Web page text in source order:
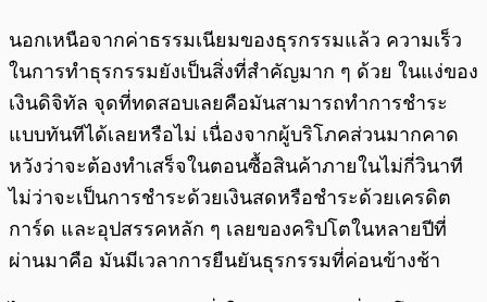
นอกเหนือจากค่าธรรมเนียมของธุรกรรมแล้ว ความเร็ว
ในการทำธุรกรรมยังเป็นสิ่งที่สำคัญมาก ๆ ด้วย ในแง่ของ
เงินดิจิทัล จุดที่ทดสอบเลยคือมันสามารถทำการชำระ
แบบทันทีได้เลยหรือไม่ เนื่องจากผู้บริโภคส่วนมากคาด
หวังว่าจะต้องทำเสร็จในตอนซื้อสินค้าภายในไม่กี่วินาที
ไม่ว่าจะเป็นการชำระด้วยเงินสดหรือชำระด้วยเครดิต
การ์ด และอุปสรรคหลัก ๆ เลยของคริปโตในหลายปีที่
ผ่านมาคือ มันมีเวลาการยืนยันธุรกรรมที่ค่อนข้างช้า